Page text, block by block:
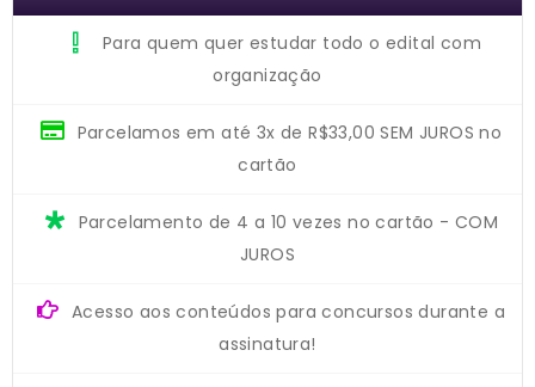
Para quem quer estudar todo o edital com
organização
Parcelamos em até 3x de R$33,00 SEM JUROS no
cartão
Parcelamento de 4 a 10 vezes no cartão - COM
JUROS
Acesso aos conteúdos para concursos durante a
assinatura!